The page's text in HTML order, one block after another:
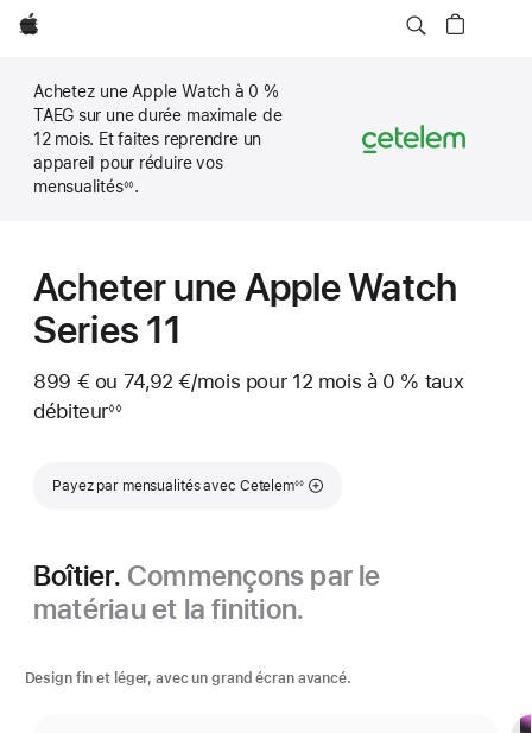
Apple
Achetez une Apple Watch à 0 %
TAEG sur une durée maximale de
12 mois. Et faites reprendre un
appareil pour réduire vos
mensualités◊◊.
Acheter une Apple Watch
Series 11
899 € ou 74,92 €/mois par mois
pour 12 mois à 0 % taux
débiteur◊◊
Payez par mensualités avec Cetelem
Note de bas de page
◊◊
Boîtier. Commençons par le
matériau et la finition.
Design fin et léger, avec un grand écran avancé.